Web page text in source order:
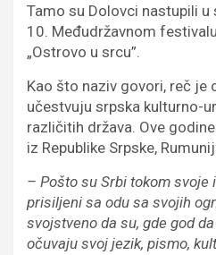
Tamo su Dolovci nastupili u
10. Međudržavnom
„Ostrovo u srcu”.
Kao što naziv govori, reč je
učestvuju srpska kulturno-
različitih država. Ove
iz Republike Srpske,
– Pošto su Srbi tokom
prisiljeni sa odu sa svojih
svojstveno da su, gde god
očuvaju svoj jezik, pismo,